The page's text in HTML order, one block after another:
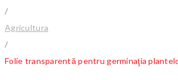
/
Agricultura
/
Folie transparentă pentru germinaţia